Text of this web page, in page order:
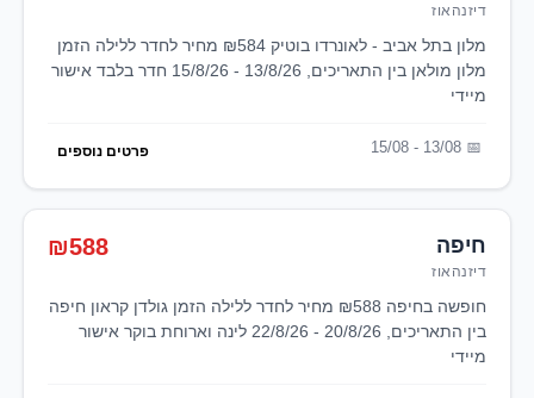
דיזנהאוז
מלון בתל אביב - לאונרדו בוטיק ₪584 מחיר לחדר ללילה הזמן
מלון מולאן בין התאריכים, 13/8/26 - 15/8/26 חדר בלבד אישור
מיידי
13/08 - 15/08 פרטים נוספים
חיפה
דיזנהאוז
₪588
חופשה בחיפה ₪588 מחיר לחדר ללילה הזמן גולדן קראון חיפה
בין התאריכים, 20/8/26 - 22/8/26 לינה וארוחת בוקר אישור
מיידי